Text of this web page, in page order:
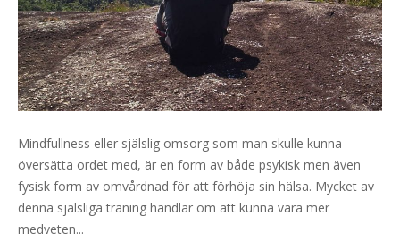
Mindfullness eller själslig omsorg som man skulle kunna
översätta ordet med, är en form av både psykisk men även
fysisk form av omvårdnad för att förhöja sin hälsa. Mycket av
denna själsliga träning handlar om att kunna vara mer
medveten...